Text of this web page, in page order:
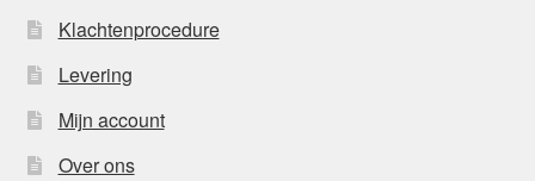
Klachtenprocedure
Levering
Mijn account
Over ons